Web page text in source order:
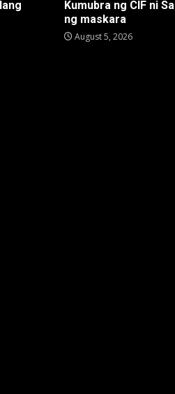
Kumubra ng CIF ni
ng maskara
August 5, 2026